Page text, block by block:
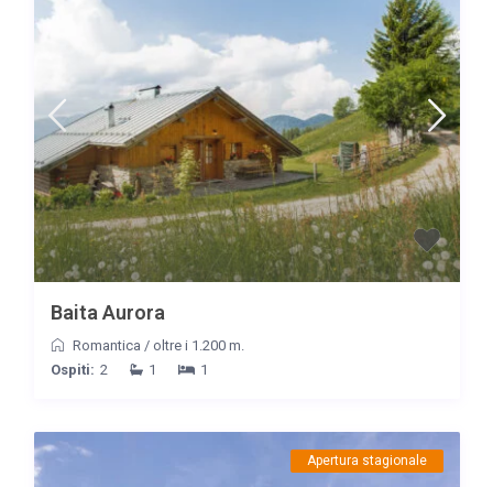
Baita Aurora
Romantica / oltre i 1.200 m.
Ospiti: 2 1 1
Apertura stagionale